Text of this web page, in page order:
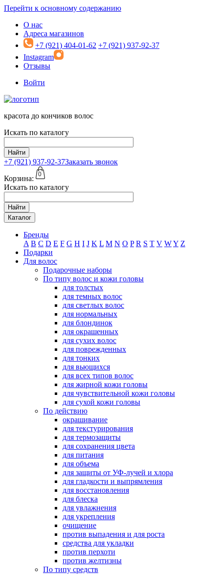
Перейти к основному содержанию
О нас
Адреса магазинов
+7 (921) 404-01-62 +7 (921) 937-92-37
Instagram
Отзывы
Войти
красота до кончиков волос
Искать по каталогу
Найти
+7 (921) 937-92-37Заказать звонок
Корзина:
0
Искать по каталогу
Найти
Каталог
Бренды
A B C D E F G H I J K L M N O P R S T V WY Z
Подарки
Для волос
Подарочные наборы
По типу волос и кожи головы
для толстых
для темных волос
для светлых волос
для нормальных
для блондинок
для окрашенных
для сухих волос
для поврежденных
для тонких
для вьющихся
для всех типов волос
для жирной кожи головы
для чувствительной кожи головы
для сухой кожи головы
По действию
окрашивание
для текстурирования
для термозащиты
для сохранения цвета
для питания
для объема
для защиты от УФ-лучей и хлора
для гладкости и выпрямления
для восстановления
для блеска
для увлажнения
для укрепления
очищение
против выпадения и для роста
средства для укладки
против перхоти
против желтизны
По типу средств